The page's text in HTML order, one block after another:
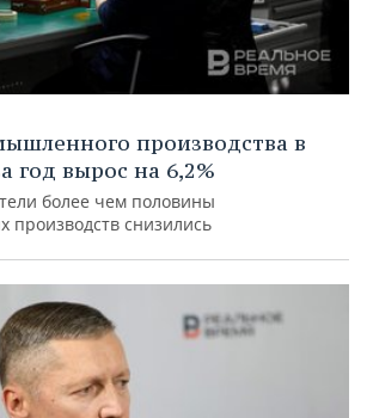
производства в
год вырос на 6,2%
более чем половины
снизились